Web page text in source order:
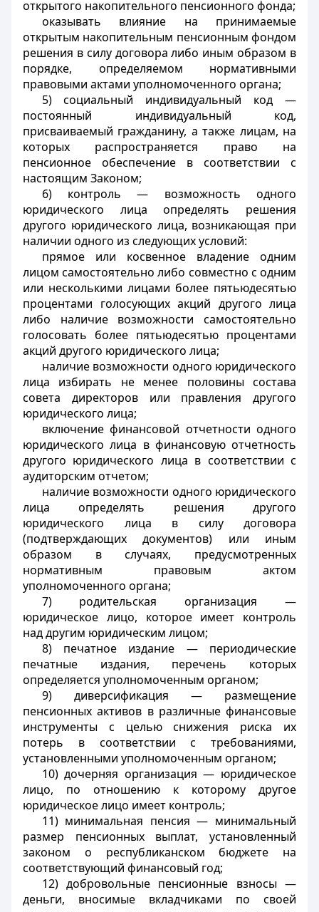
открытого накопительного пенсионного фонда;
оказывать влияние на принимаемые
открытым накопительным пенсионным фондом
решения в силу договора либо иным образом в
порядке, определяемом нормативными
правовыми актами уполномоченного органа;
5) социальный индивидуальный код —
постоянный индивидуальный код,
присваиваемый гражданину, а также лицам, на
которых распространяется право на
пенсионное обеспечение в соответствии с
настоящим Законом;
6) контроль — возможность одного
юридического лица определять решения
другого юридического лица, возникающая при
наличии одного из следующих условий:
прямое или косвенное владение одним
лицом самостоятельно либо совместно с одним
или несколькими лицами более пятьюдесятью
процентами голосующих акций другого лица
либо наличие возможности самостоятельно
голосовать более пятьюдесятью процентами
акций другого юридического лица;
наличие возможности одного юридического
лица избирать не менее половины состава
совета директоров или правления другого
юридического лица;
включение финансовой отчетности одного
юридического лица в финансовую отчетность
другого юридического лица в соответствии с
аудиторским отчетом;
наличие возможности одного юридического
лица определять решения другого
юридического лица в силу договора
(подтверждающих документов) или иным
образом в случаях, предусмотренных
нормативным правовым актом
уполномоченного органа;
7) родительская организация —
юридическое лицо, которое имеет контроль
над другим юридическим лицом;
8) печатное издание — периодические
печатные издания, перечень которых
определяется уполномоченным органом;
9) диверсификация — размещение
пенсионных активов в различные финансовые
инструменты с целью снижения риска их
потерь в соответствии с требованиями,
установленными уполномоченным органом;
10) дочерняя организация — юридическое
лицо, по отношению к которому другое
юридическое лицо имеет контроль;
11) минимальная пенсия — минимальный
размер пенсионных выплат, установленный
законом о республиканском бюджете на
соответствующий финансовый год;
12) добровольные пенсионные взносы —
деньги, вносимые вкладчиками по своей